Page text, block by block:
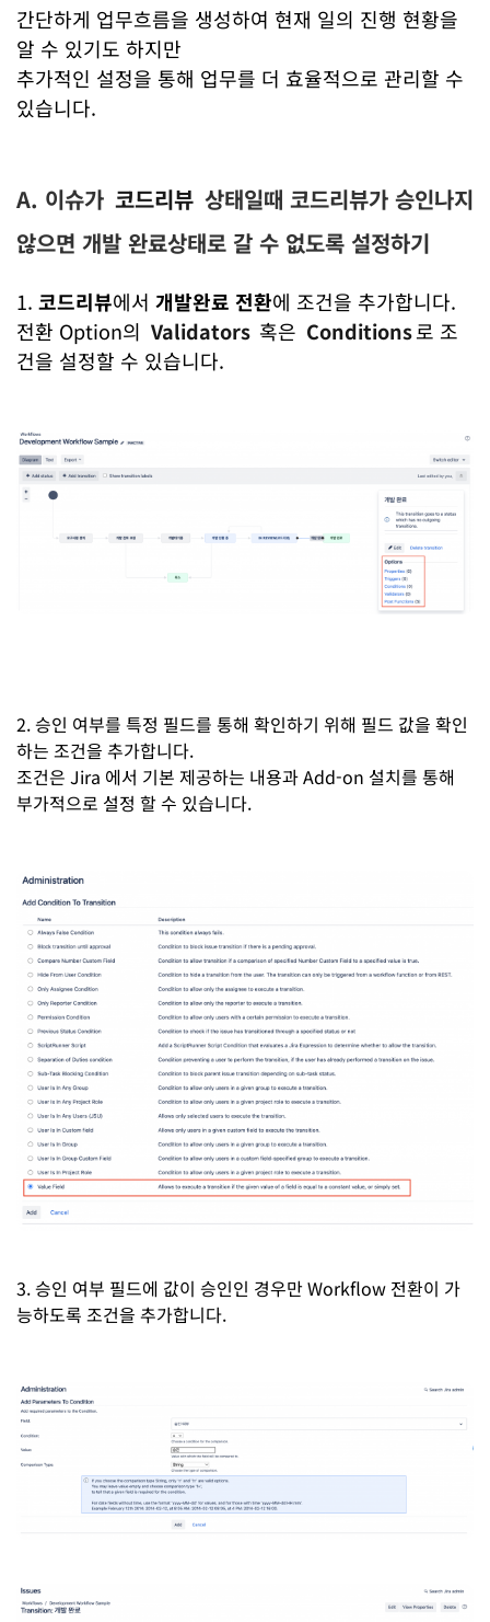
간단하게 업무흐름을 생성하여 현재 일의 진행 현황을
알 수 있기도 하지만
추가적인 설정을 통해 업무를 더 효율적으로 관리할 수
있습니다.
A. 이슈가 코드리뷰 상태일때 코드리뷰가 승인나지
않으면 개발 완료상태로 갈 수 없도록 설정하기
1. 코드리뷰에서 개발완료 전환에 조건을 추가합니다.
전환 Option의 Validators 혹은 Conditions로 조
건을 설정할 수 있습니다.
2. 승인 여부를 특정 필드를 통해 확인하기 위해 필드 값을 확인
하는 조건을 추가합니다.
조건은 Jira 에서 기본 제공하는 내용과 Add-on 설치를 통해
부가적으로 설정 할 수 있습니다.
3. 승인 여부 필드에 값이 승인인 경우만 Workflow 전환이 가
능하도록 조건을 추가합니다.